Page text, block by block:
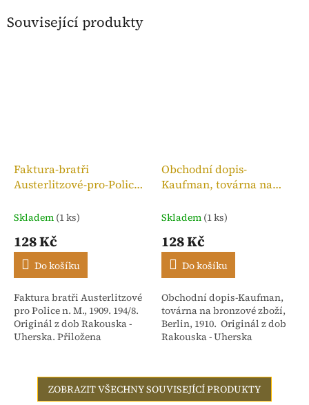
Související produkty
Faktura-bratři
Austerlitzové-pro-Police
Skladem (1 ks)
128 Kč
Do košíku
Faktura bratři Austerlitzové
pro Police n. M., 1909. 194/8.
Originál z dob Rakouska -
Uherska. Přiložena
dříve Isac...
Obchodní dopis-
Kaufman, továrna na
Skladem (1 ks)
128 Kč
Do košíku
Obchodní dopis-Kaufman,
továrna na bronzové zboží,
Berlin, 1910. Originál z dob
Rakouska - Uherska
ZOBRAZIT VŠECHNY SOUVISEJÍCÍ PRODUKTY